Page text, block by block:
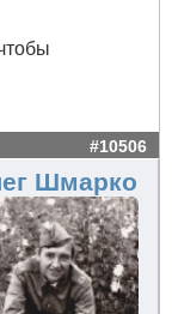
#10506
Шмарко